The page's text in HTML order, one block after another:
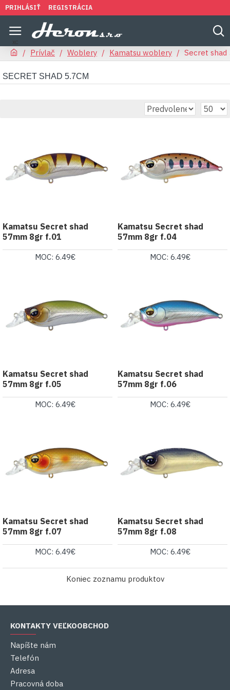
PRIHLÁSIŤ REGISTRÁCIA
Prívlač Woblery Kamatsu woblery Secret shad
SECRET SHAD 5.7CM
Kamatsu Secret shad
57mm 8gr f.01
MOC: 6.49€
Kamatsu Secret shad
57mm 8gr f.04
MOC: 6.49€
Kamatsu Secret shad
57mm 8gr f.05
MOC: 6.49€
Kamatsu Secret shad
57mm 8gr f.06
MOC: 6.49€
Kamatsu Secret shad
57mm 8gr f.07
MOC: 6.49€
Kamatsu Secret shad
57mm 8gr f.08
MOC: 6.49€
Koniec zoznamu produktov
KONTAKTY VEĽKOOBCHOD
Napíšte nám
Telefón
Adresa
Pracovná doba